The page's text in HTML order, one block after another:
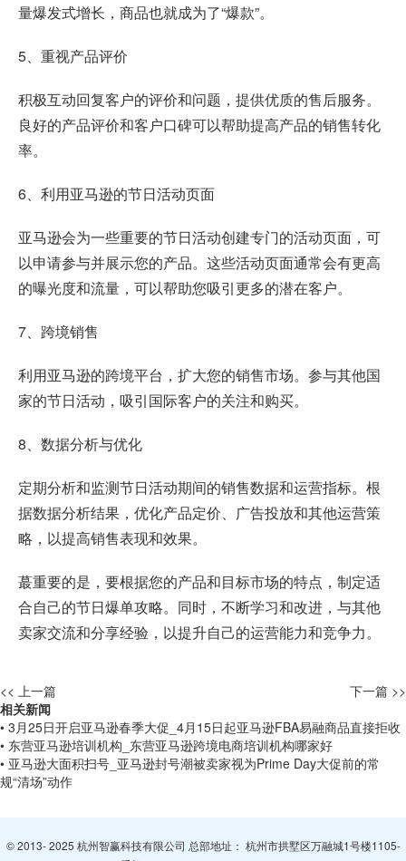
量爆发式增长，商品也就成为了“爆款”。
5、重视产品评价
积极互动回复客户的评价和问题，提供优质的售后服务。
良好的产品评价和客户口碑可以帮助提高产品的销售转化
率。
6、利用亚马逊的节日活动页面
亚马逊会为一些重要的节日活动创建专门的活动页面，可
以申请参与并展示您的产品。这些活动页面通常会有更高
的曝光度和流量，可以帮助您吸引更多的潜在客户。
7、跨境销售
利用亚马逊的跨境平台，扩大您的销售市场。参与其他国
家的节日活动，吸引国际客户的关注和购买。
8、数据分析与优化
定期分析和监测节日活动期间的销售数据和运营指标。根
据数据分析结果，优化产品定价、广告投放和其他运营策
略，以提高销售表现和效果。
蕞重要的是，要根据您的产品和目标市场的特点，制定适
合自己的节日爆单攻略。同时，不断学习和改进，与其他
卖家交流和分享经验，以提升自己的运营能力和竞争力。
<< 上一篇
下一篇 >>
相关新闻
• 3月25日开启亚马逊春季大促_4月15日起亚马逊FBA易融商品直接拒收
• 东营亚马逊培训机构_东营亚马逊跨境电商培训机构哪家好
• 亚马逊大面积扫号_亚马逊封号潮被卖家视为Prime Day大促前的常
规“清场”动作
© 2013- 2025 杭州智赢科技有限公司 总部地址： 杭州市拱墅区万融城1号楼1105-